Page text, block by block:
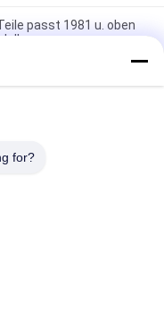
passt 1981 u. oben
G E DS
2 Pad 2 Nuss
Fits Club Auto Gas
for?